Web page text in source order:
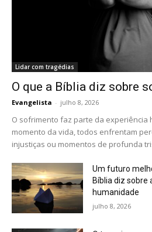
Lidar com tragédias
O que a Bíblia diz sobre
Evangelista - julho 8, 2026
O sofrimento faz parte da experiência
momento da vida, todos enfrentam
injustiças ou momentos de profunda
Um futuro
Bíblia diz sobre
humanidade
julho 8, 2026